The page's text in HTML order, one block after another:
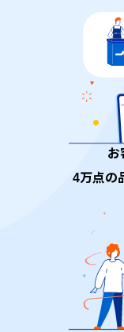
お
4万点の